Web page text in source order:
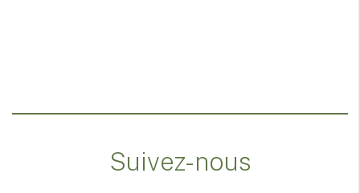
Suivez-nous